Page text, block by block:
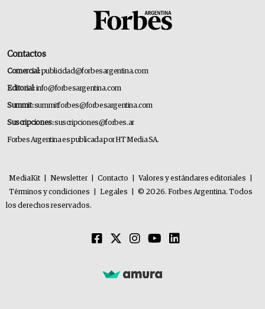
Contactos
Comercial:publicidad@forbesargentina.com
Editorial:info@forbesargentina.com
Summit:summitforbes@forbesargentina.com
Suscripciones:suscripciones@forbes.ar
Forbes Argentina es publicada por HT Media SA.
MediaKit Newsletter Contacto Valores y estándares editoriales
Términos y condiciones
Legales
© 2026. Forbes Argentina. Todos
los derechos reservados.